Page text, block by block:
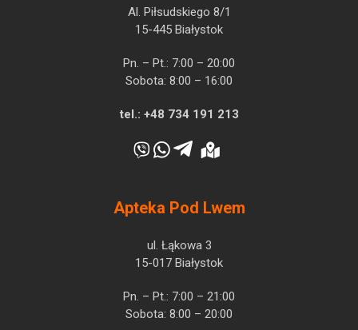
Al. Piłsudskiego 8/1
15-445 Białystok
Pn. – Pt.: 7:00 – 20:00
Sobota: 8:00 – 16:00
tel.: +48 734 191 213
Apteka Pod Lwem
ul. Łąkowa 3
15-017 Białystok
Pn. – Pt.: 7:00 – 21:00
Sobota: 8:00 – 20:00